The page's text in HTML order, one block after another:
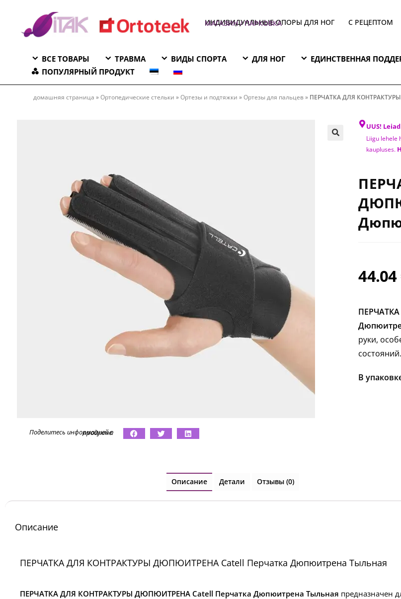
ИНДИВИДУАЛЬНЫЕ ОПОРЫ ДЛЯ НОГ С РЕЦЕПТОМ
МАГАЗИН / ПАРКОВКА
ВСЕ ТОВАРЫ ТРАВМА ВИДЫ СПОРТА ДЛЯ НОГ
ЕДИНСТВЕННАЯ
ПОПУЛЯРНЫЙ ПРОДУКТ
домашняя страница »Ортопедические стельки »Ортезы и подтяжки »Ортезы для пальцев» ПЕРЧАТКА ДЛЯ
Поделитесь информацией о продукте:
UUS!
Liigu lehele
kaupluses.
44.04
руки,
состояний.
В
Описание Детали Отзывы (0)
Описание
ПЕРЧАТКА ДЛЯ КОНТРАКТУРЫ ДЮПЮИТРЕНА Catell Перчатка Дюпюитрена Тыльная
ПЕРЧАТКА ДЛЯ КОНТРАКТУРЫ ДЮПЮИТРЕНА Catell Перчатка Дюпюитрена Тыльная предназначен